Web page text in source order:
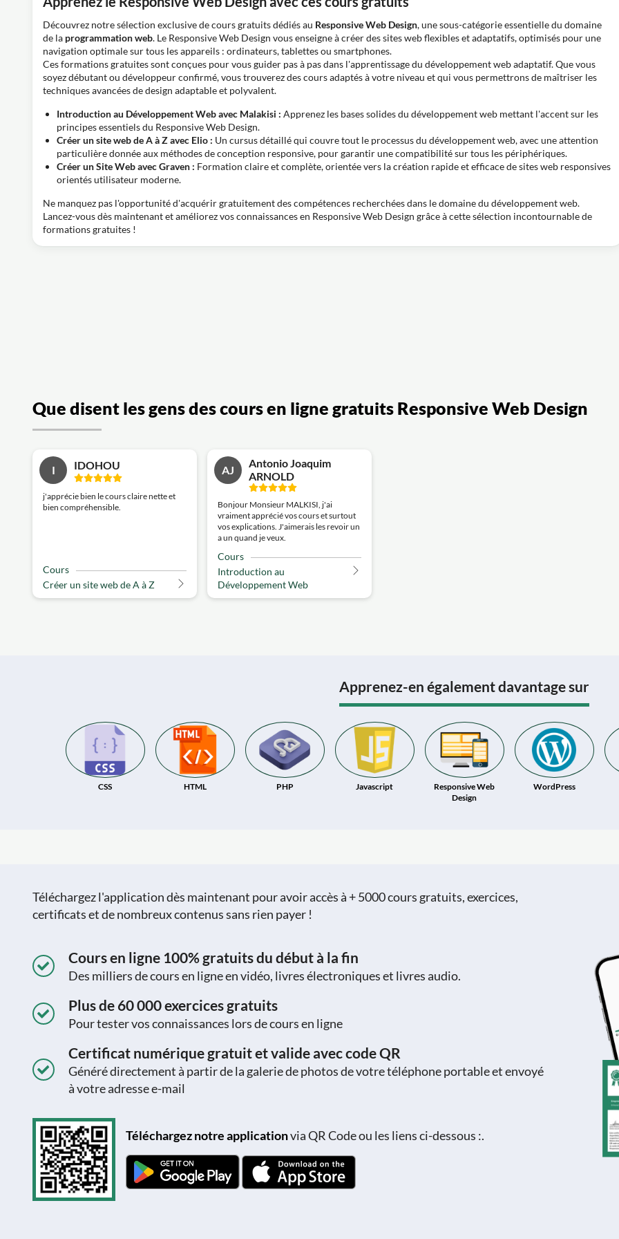
Découvrez notre sélection exclusive de cours gratuits dédiés au Responsive Web Design, une sous-catégorie essentielle du domaine
de la programmation web. Le Responsive Web Design vous enseigne à créer des sites web flexibles et adaptatifs, optimisés pour une
navigation optimale sur tous les appareils : ordinateurs, tablettes ou smartphones.
Ces formations gratuites sont conçues pour vous guider pas à pas dans l'apprentissage du développement web adaptatif. Que vous
soyez débutant ou développeur confirmé, vous trouverez des cours adaptés à votre niveau et qui vous permettrons de maîtriser les
techniques avancées de design adaptable et polyvalent.
Introduction au Développement Web avec Malakisi : Apprenez les bases solides du développement web mettant l'accent sur les
principes essentiels du Responsive Web Design.
Créer un site web de A à Z avec Elio : Un cursus détaillé qui couvre tout le processus du développement web, avec une attention
particulière donnée aux méthodes de conception responsive, pour garantir une compatibilité sur tous les périphériques.
Créer un Site Web avec Graven : Formation claire et complète, orientée vers la création rapide et efficace de sites web responsives
orientés utilisateur moderne.
Ne manquez pas l'opportunité d'acquérir gratuitement des compétences recherchées dans le domaine du développement web.
Lancez-vous dès maintenant et améliorez vos connaissances en Responsive Web Design grâce à cette sélection incontournable de
formations gratuites !
Que disent les gens des cours en ligne gratuits Responsive Web Design
I IDOHOU
j'apprécie bien le cours claire nette et
bien compréhensible.
Cours
Créer un site web de A à Z
AJ
Antonio Joaquim
ARNOLD
Bonjour Monsieur MALKISI, j'ai
vraiment apprécié vos cours et surtout
vos explications. J'aimerais les revoir un
a un quand je veux.
Cours
Introduction au
Développement Web
Apprenez-en également davantage sur
CSS HTML PHP Javascript
Responsive Web
Design
WordPress
Téléchargez l'application dès maintenant pour avoir accès à + 5000 cours gratuits, exercices,
certificats et de nombreux contenus sans rien payer !
Cours en ligne 100% gratuits du début à la fin
Des milliers de cours en ligne en vidéo, livres électroniques et livres audio.
Plus de 60 000 exercices gratuits
Pour tester vos connaissances lors de cours en ligne
Certificat numérique gratuit et valide avec code QR
Généré directement à partir de la galerie de photos de votre téléphone portable et envoyé
à votre adresse e-mail
Téléchargez notre applicationvia QR Code ou les liens ci-dessous :.